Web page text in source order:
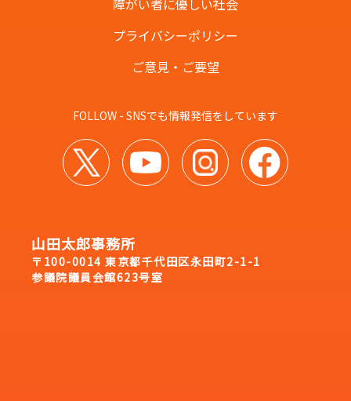
障がい者に優しい社会
プライバシーポリシー
ご意見・ご要望
FOLLOW - SNSでも情報発信をしています
山田太郎事務所
〒100-0014 東京都千代田区永田町2-1-1
参議院議員会館623号室